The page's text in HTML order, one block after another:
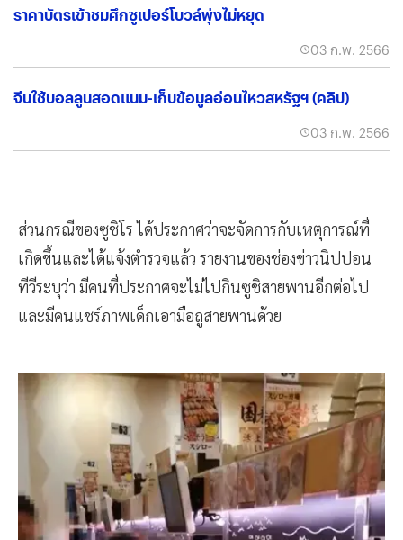
ราคาบัตรเข้าชมศึกซูเปอร์โบวล์พุ่งไม่หยุด
03 ก.พ. 2566
จีนใช้บอลลูนสอดแนม-เก็บข้อมูลอ่อนไหวสหรัฐฯ (คลิป)
03 ก.พ. 2566
ส่วนกรณีของซูชิโร ได้ประกาศว่าจะจัดการกับเหตุการณ์ที่
เกิดขึ้นและได้แจ้งตำรวจแล้ว รายงานของช่องข่าวนิปปอน
ทีวีระบุว่า มีคนที่ประกาศจะไม่ไปกินซูชิสายพานอีกต่อไป
และมีคนแชร์ภาพเด็กเอามือถูสายพานด้วย